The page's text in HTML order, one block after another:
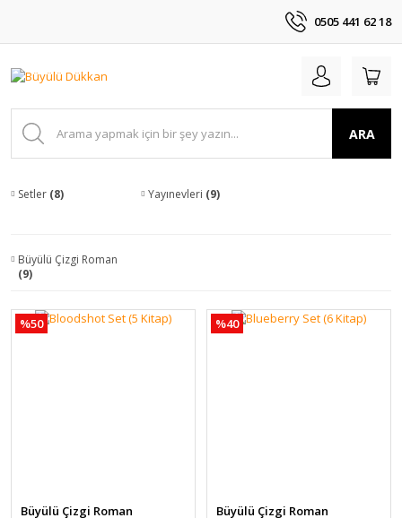
0505 441 62 18
ARA
Setler (8) Yayınevleri (9)
Büyülü Çizgi Roman
(9)
%50
Büyülü Çizgi Roman
%40
Büyülü Çizgi Roman